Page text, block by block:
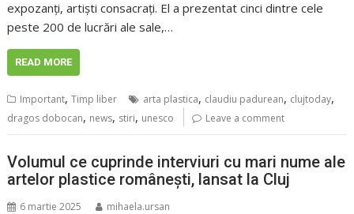
expozanți, artiști consacrați. El a prezentat cinci dintre cele
peste 200 de lucrări ale sale,…
READ MORE
Important,Timp liber arta plastica, claudiu padurean, clujtoday,
dragos dobocan, news, stiri, unesco Leave a comment
Volumul ce cuprinde interviuri cu mari nume ale
artelor plastice românești, lansat la Cluj
6 martie 2025 mihaela.ursan